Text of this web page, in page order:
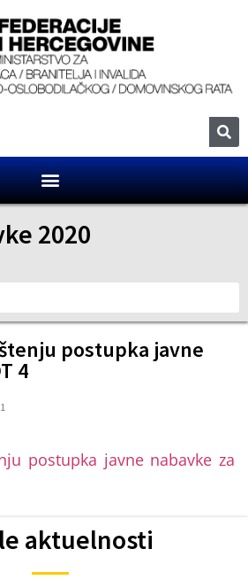
2020
postupka javne
4
postupka javne nabavke za
aktuelnosti